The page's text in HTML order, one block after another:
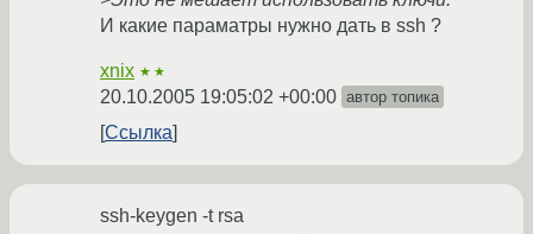
И какие параматры нужно дать в ssh ?
xnix ★★
20.10.2005 19:05:02 +00:00 автор топика
Ссылка
ssh-keygen -t rsa